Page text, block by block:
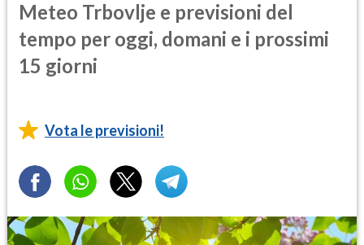
Meteo Trbovlje e previsioni del
tempo per oggi, domani e i prossimi
15 giorni
Vota le previsioni!